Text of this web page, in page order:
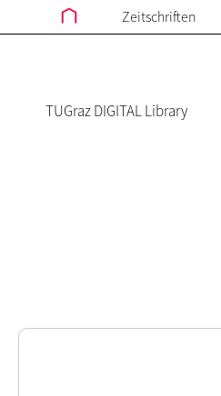
Zeitschriften
TUGraz DIGITAL Library